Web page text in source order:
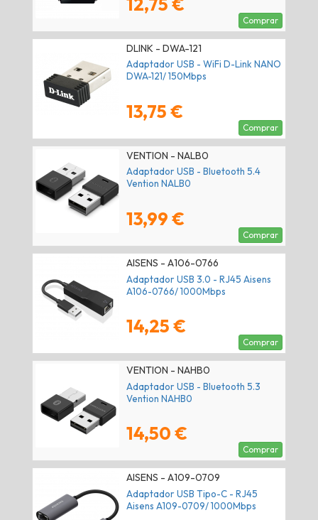
Comprar
DLINK - DWA-121
Adaptador USB - WiFi D-Link NANO
DWA-121/ 150Mbps
13,75 €
Comprar
VENTION - NALB0
Adaptador USB - Bluetooth 5.4
Vention NALB0
13,99 €
Comprar
AISENS - A106-0766
Adaptador USB 3.0 - RJ45 Aisens
A106-0766/ 1000Mbps
14,25 €
Comprar
VENTION - NAHB0
Adaptador USB - Bluetooth 5.3
Vention NAHB0
14,50 €
Comprar
AISENS - A109-0709
Adaptador USB Tipo-C - RJ45
Aisens A109-0709/ 1000Mbps